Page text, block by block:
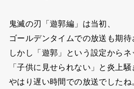
鬼滅の刃「遊郭編」は当初、
ゴールデンタイムでの放送も期待
しかし「遊郭」という設定からネ
「子供に見せられない」と炎上騒
やはり遅い時間での放送でしたね